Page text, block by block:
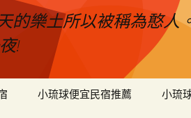
的樂土所以被稱為憨人
!
小琉球便宜民宿推薦 小琉